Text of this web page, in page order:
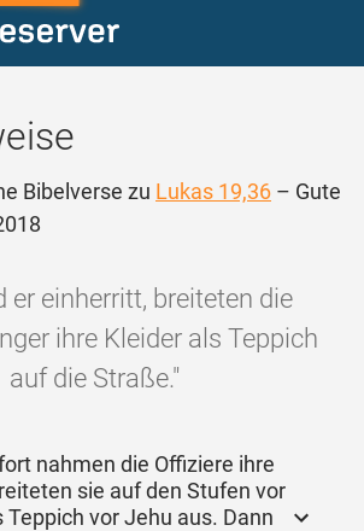
Bibelverse zu Lukas 19,36 – Gute
er einherritt, breiteten die
ihre Kleider als Teppich
auf die Straße."
nahmen die Offiziere ihre
sie auf den Stufen vor
Teppich vor Jehu aus. Dann